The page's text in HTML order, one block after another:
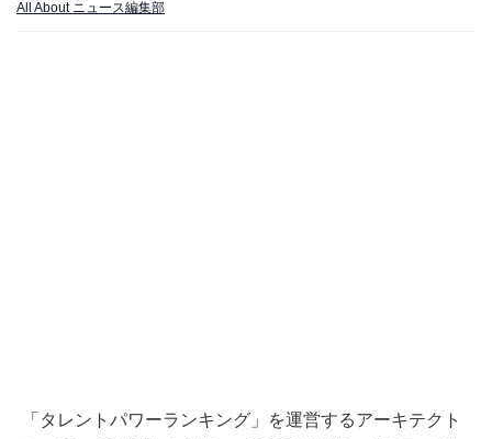
All About ニュース編集部
「タレントパワーランキング」を運営するアーキテクト